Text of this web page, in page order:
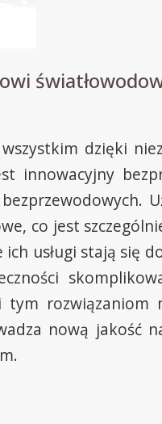
dzięki
innowacyjny
co jest
usługi stają się
tym rozwiązaniom
nową jakość